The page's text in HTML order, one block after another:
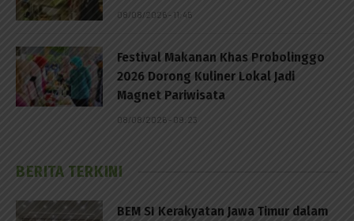
08/08/2026 - 11:45
Festival Makanan Khas Probolinggo
2026 Dorong Kuliner Lokal Jadi
Magnet Pariwisata
08/08/2026 - 09:23
BERITA TERKINI
BEM SI Kerakyatan Jawa Timur dalam